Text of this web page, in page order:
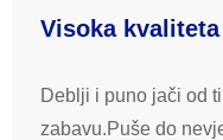
Visoka kvaliteta
Deblji i puno jači od
zabavu.Puše do